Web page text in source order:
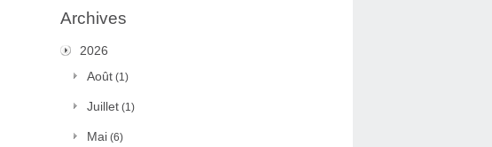
Archives
2026
Août (1)
Juillet (1)
Mai (6)